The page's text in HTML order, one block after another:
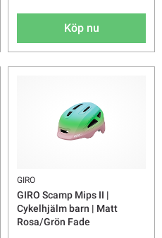
Köp nu
GIRO
GIRO Scamp Mips II |
Cykelhjälm barn | Matt
Rosa/Grön Fade